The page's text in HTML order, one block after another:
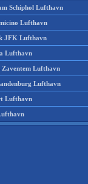
Schiphol Lufthavn
Lufthavn
JFK Lufthavn
Lufthavn
Zaventem Lufthavn
Lufthavn
Lufthavn